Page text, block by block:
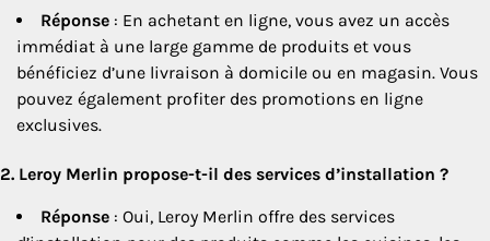
Réponse : En achetant en ligne, vous avez un accès
immédiat à une large gamme de produits et vous
bénéficiez d’une livraison à domicile ou en magasin. Vous
pouvez également profiter des promotions en ligne
exclusives.
2. Leroy Merlin propose-t-il des services d’installation ?
Réponse : Oui, Leroy Merlin offre des services